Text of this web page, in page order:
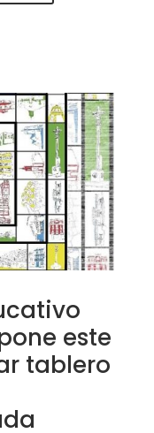
este
tablero